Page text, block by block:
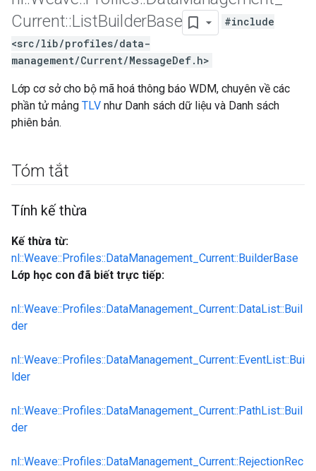
Current::ListBuilderBase
#include
<src/lib/profiles/data-
management/Current/MessageDef.h>
Lớp cơ sở cho bộ mã hoá thông báo WDM, chuyên về các
phần tử mảng TLV như Danh sách dữ liệu và Danh sách
phiên bản.
Tóm tắt
Tính kế thừa
Kế thừa từ:
nl::Weave::Profiles::DataManagement_Current::BuilderBase
Lớp học con đã biết trực tiếp:
nl::Weave::Profiles::DataManagement_Current::DataList::Buil
der
nl::Weave::Profiles::DataManagement_Current::EventList::Bui
lder
nl::Weave::Profiles::DataManagement_Current::PathList::Buil
der
nl::Weave::Profiles::DataManagement_Current::RejectionRec